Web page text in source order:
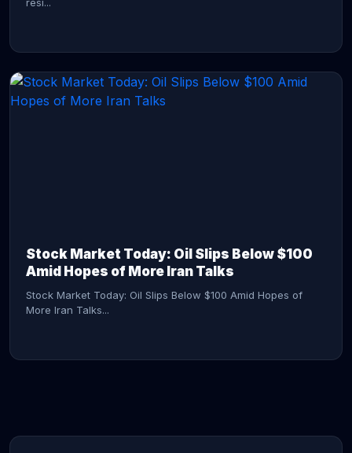
Stock Market Today: Oil Slips Below $100
Amid Hopes of More Iran Talks
Stock Market Today: Oil Slips Below $100 Amid Hopes of
More Iran Talks...